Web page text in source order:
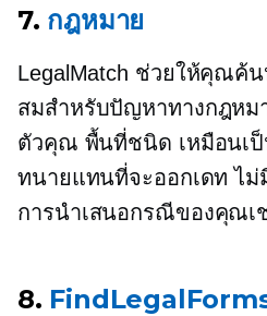
7. กฎหมาย
LegalMatch ช่วยให้คุณค้
สมสำหรับปัญหาทางกฎห
ตัวคุณ พื้นที่ชนิด เหมือนเ
ทนายแทนที่จะออกเดท ไม่
การนำเสนอกรณีของคุณเ
8.